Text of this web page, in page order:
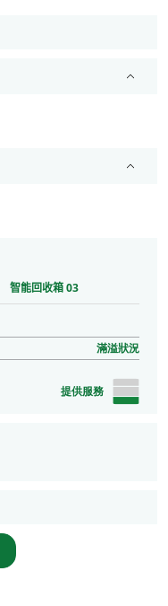
智能回收箱 03
滿溢狀況
提供服務